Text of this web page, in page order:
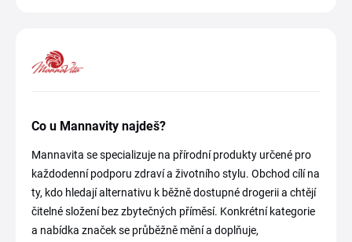
Co u Mannavity najdeš?
Mannavita se specializuje na přírodní produkty určené pro
každodenní podporu zdraví a životního stylu. Obchod cílí na
ty, kdo hledají alternativu k běžně dostupné drogerii a chtějí
čitelné složení bez zbytečných příměsí. Konkrétní kategorie
a nabídka značek se průběžně mění a doplňuje,